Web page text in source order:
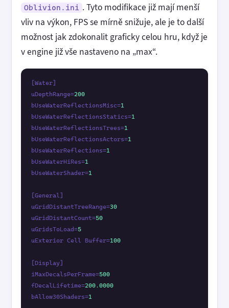
Oblivion.ini . Tyto modifikace již mají menší
vliv na výkon, FPS se mírně snižuje, ale je to další
možnost jak zdokonalit graficky celou hru, když je
v engine již vše nastaveno na „max“.
[Water]
uDepthRange=200
bUseWaterReflectionsMisc=1
bUseWaterReflectionsStatics=1
bUseWaterReflectionsTrees=1
bUseWaterReflectionsActors=1
bUseWaterReflections=1
bUseWaterHiRes=1
bUseWaterShader=1
[General]
uGridDistantTreeRange=30
uGridDistantCount=50
uGridsToLoad=5
uExterior Cell Buffer=100
[Display]
iMaxDecalsPerFrame=500
fDecalLifetime=200.0000
bAllow30Shaders=1